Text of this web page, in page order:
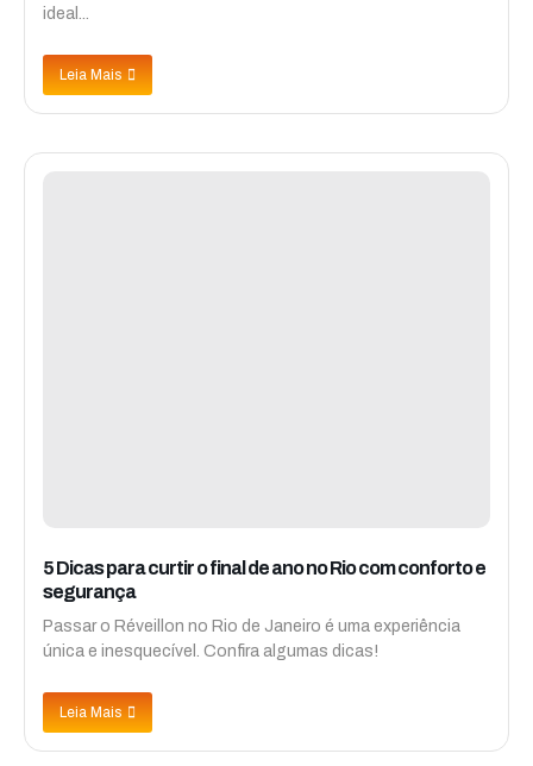
ideal...
Leia Mais
5 Dicas para curtir o final de ano no Rio com conforto e
segurança
Passar o Réveillon no Rio de Janeiro é uma experiência
única e inesquecível. Confira algumas dicas!
Leia Mais